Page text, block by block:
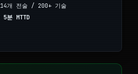
14개 전술 / 200+ 기술
5분 MTTD